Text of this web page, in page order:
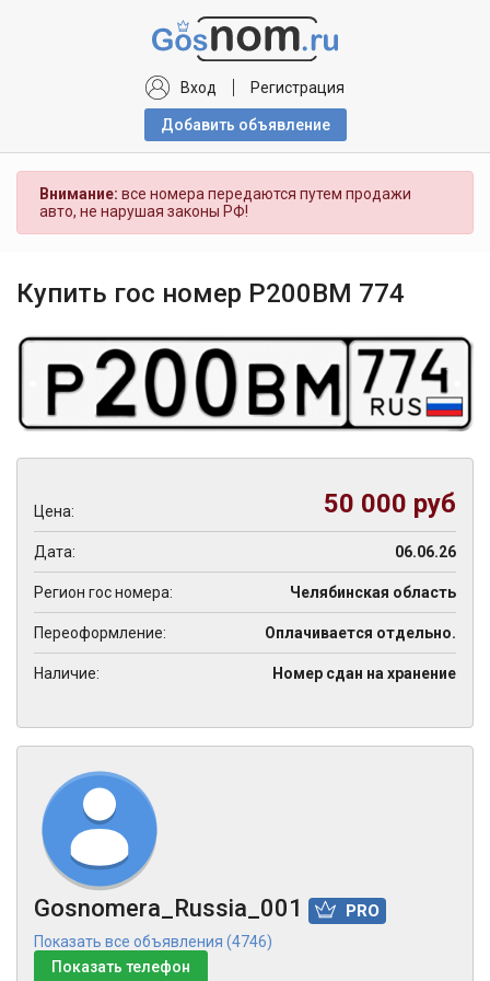
Вход Регистрация
Добавить объявлениe
Внимание: все номера передаются путем продажи
авто, не нарушая законы РФ!
Купить гос номер Р200ВМ 774
Цена: 50 000 руб
Дата: 06.06.26
Регион гос номера: Челябинская область
Переоформление: Оплачивается отдельно.
Наличие: Номер сдан на хранение
Gosnomera_Russia_001 PRO
Показать все объявления (4746)
Показать телефон